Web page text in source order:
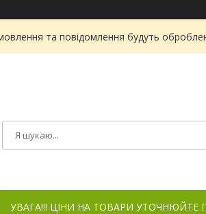
та повідомлення будуть
УВАГА!!! ЦІНИ НА ТОВАРИ УТОЧНЮЙТЕ